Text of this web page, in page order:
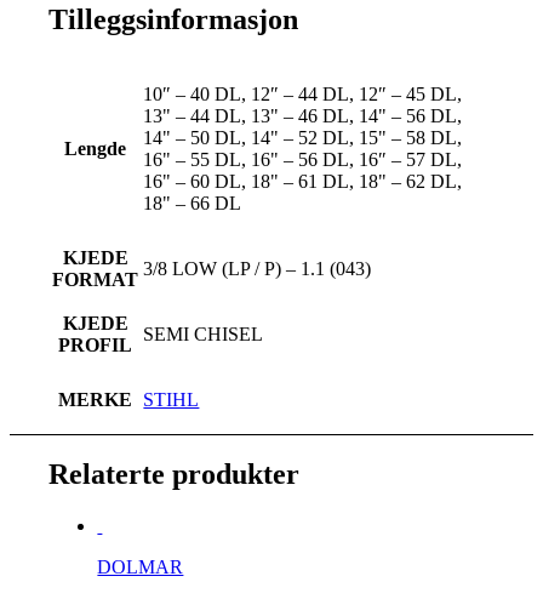
Tilleggsinformasjon
Lengde
10″ – 40 DL, 12″ – 44 DL, 12″ – 45 DL,
13" – 44 DL, 13" – 46 DL, 14" – 56 DL,
14" – 50 DL, 14" – 52 DL, 15" – 58 DL,
16" – 55 DL, 16" – 56 DL, 16″ – 57 DL,
16" – 60 DL, 18" – 61 DL, 18" – 62 DL,
18" – 66 DL
KJEDE
FORMAT
3/8 LOW (LP / P) – 1.1 (043)
KJEDE
PROFIL
SEMI CHISEL
MERKE STIHL
Relaterte produkter
DOLMAR